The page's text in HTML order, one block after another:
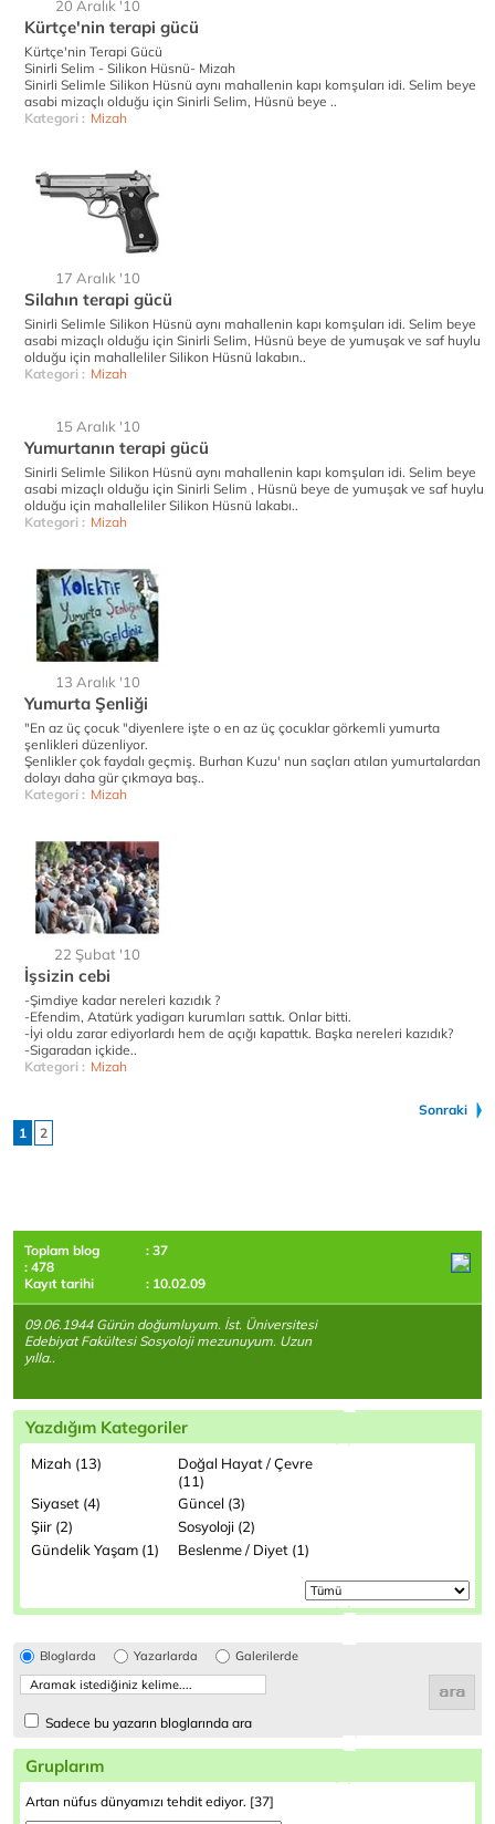
20 Aralık '10
Kürtçe'nin terapi gücü
Kürtçe'nin Terapi Gücü
Sinirli Selim - Silikon Hüsnü- Mizah
Sinirli Selimle Silikon Hüsnü aynı mahallenin kapı komşuları idi. Selim beye
asabi mizaçlı olduğu için Sinirli Selim, Hüsnü beye ..
Kategori : Mizah
17 Aralık '10
Silahın terapi gücü
Sinirli Selimle Silikon Hüsnü aynı mahallenin kapı komşuları idi. Selim beye
asabi mizaçlı olduğu için Sinirli Selim, Hüsnü beye de yumuşak ve saf huylu
olduğu için mahalleliler Silikon Hüsnü lakabın..
Kategori : Mizah
15 Aralık '10
Yumurtanın terapi gücü
Sinirli Selimle Silikon Hüsnü aynı mahallenin kapı komşuları idi. Selim beye
asabi mizaçlı olduğu için Sinirli Selim , Hüsnü beye de yumuşak ve saf huylu
olduğu için mahalleliler Silikon Hüsnü lakabı..
Kategori : Mizah
13 Aralık '10
Yumurta Şenliği
"En az üç çocuk "diyenlere işte o en az üç çocuklar görkemli yumurta
şenlikleri düzenliyor.
Şenlikler çok faydalı geçmiş. Burhan Kuzu' nun saçları atılan yumurtalardan
dolayı daha gür çıkmaya baş..
Kategori : Mizah
22 Şubat '10
İşsizin cebi
-Şimdiye kadar nereleri kazıdık ?
-Efendim, Atatürk yadigarı kurumları sattık. Onlar bitti.
-İyi oldu zarar ediyorlardı hem de açığı kapattık. Başka nereleri kazıdık?
-Sigaradan içkide..
Kategori : Mizah
Sonraki
1
2
Toplam blog
: 37
: 478
Kayıt tarihi
: 10.02.09
09.06.1944 Gürün doğumluyum. İst. Üniversitesi
Edebiyat Fakültesi Sosyoloji mezunuyum. Uzun
yılla..
Yazdığım Kategoriler
Mizah (13) Doğal Hayat / Çevre
(11)
Siyaset (4)
Güncel (3)
Şiir (2)
Sosyoloji (2)
Gündelik Yaşam (1)
Beslenme / Diyet (1)
Bloglarda Yazarlarda Galerilerde
Sadece bu yazarın bloglarında ara
Gruplarım
Artan nüfus dünyamızı tehdit ediyor. [37]